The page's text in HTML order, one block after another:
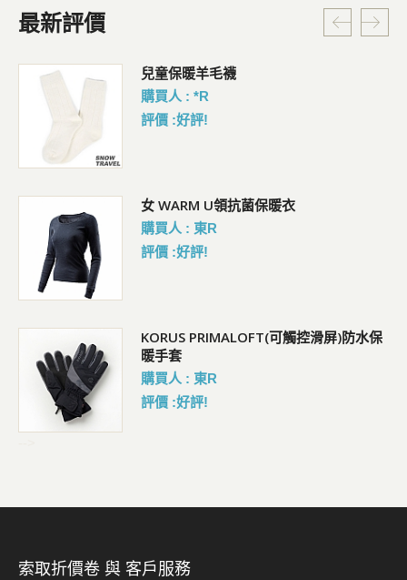
最新評價
兒童保暖羊毛襪
購買人 : *R
評價 :好評!
女 WARM U領抗菌保暖衣
購買人 : 東R
評價 :好評!
KORUS PRIMALOFT(可觸控滑屏)防水保
暖手套
購買人 : 東R
評價 :好評!
索取折價卷 與 客戶服務